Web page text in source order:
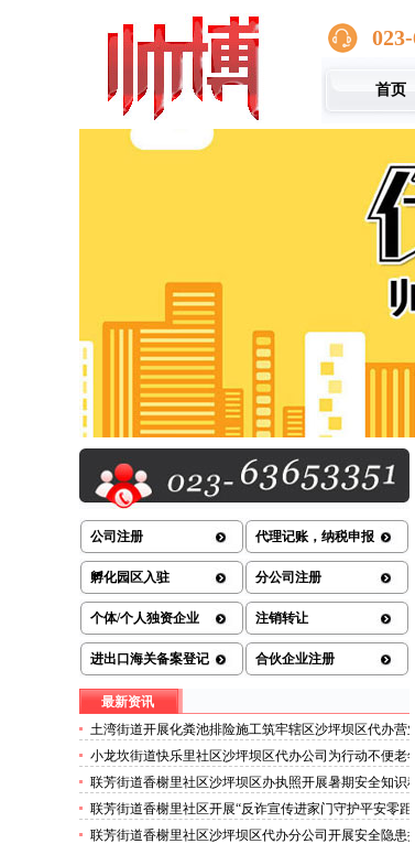
首页
公司注册 代理记账，纳税申报
孵化园区入驻 分公司注册
个体/个人独资企业 注销转让
进出口海关备案登记 合伙企业注册
最新资讯
土湾街道开展化粪池排险施工筑牢辖区沙坪坝区代办营业
执照安全防线
小龙坎街道快乐里社区沙坪坝区代办公司为行动不便老年
人做生成认证
联芳街道香榭里社区沙坪坝区办执照开展暑期安全知识科
普讲座活动
联芳街道香榭里社区开展“反诈宣传进家门守护平安零距
离”沙坪坝区代办执照活动
联芳街道香榭里社区沙坪坝区代办分公司开展安全隐患排